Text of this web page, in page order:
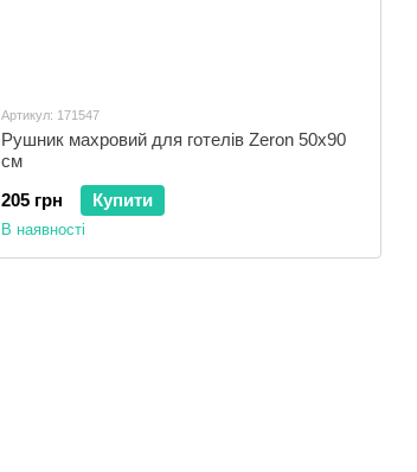
Артикул: 171547
Рушник махровий для готелів Zeron 50x90
см
205 грн
Купити
В наявності